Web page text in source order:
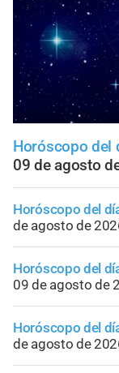
Horóscopo del
09 de agosto
Horóscopo del
de agosto de
Horóscopo del
09 de agosto de
Horóscopo del
de agosto de